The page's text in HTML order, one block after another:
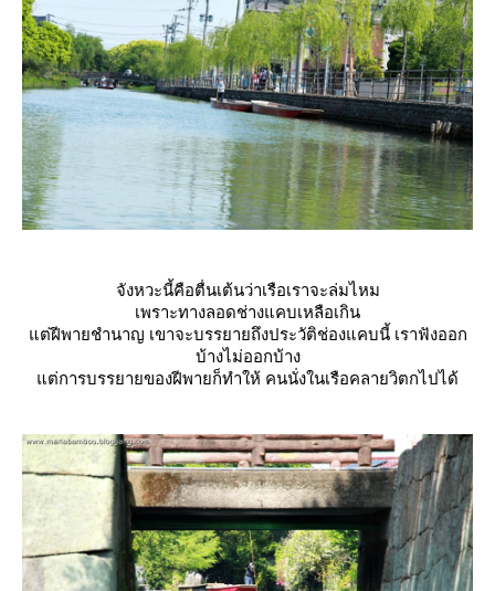
จังหวะนี้คือตื่นเต้นว่าเรือเราจะล่มไหม
เพราะทางลอดช่างแคบเหลือเกิน
ต่ฝีพายชำนาญ เขาจะบรรยายถึงประวัติช่องแคบนี้ เราฟังออก
บ้างไม่ออกบ้าง
ต่การบรรยายของฝีพายก็ทำให้ คนนั่งในเรือคลายวิตกไปได้